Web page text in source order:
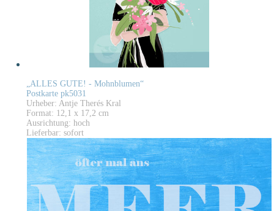
„ALLES GUTE! - Mohnblumen“
Postkarte pk5031
Urheber: Antje Therés Kral
Format: 12,1 x 17,2 cm
Ausrichtung: hoch
Lieferbar: sofort